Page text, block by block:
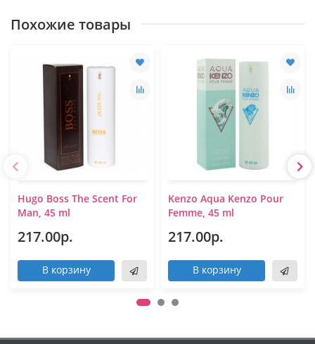
Похожие товары
Hugo Boss The Scent For
Man, 45 ml
217.00р.
В корзину
Kenzo Aqua Kenzo Pour
Femme, 45 ml
217.00р.
В корзину